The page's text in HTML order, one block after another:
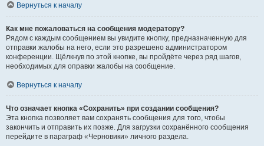
Вернуться к началу
Как мне пожаловаться на сообщения модератору?
Рядом с каждым сообщением вы увидите кнопку, предназначенную для
отправки жалобы на него, если это разрешено администратором
конференции. Щёлкнув по этой кнопке, вы пройдёте через ряд шагов,
необходимых для оправки жалобы на сообщение.
Вернуться к началу
Что означает кнопка «Сохранить» при создании сообщения?
Эта кнопка позволяет вам сохранять сообщения для того, чтобы
закончить и отправить их позже. Для загрузки сохранённого сообщения
перейдите в параграф «Черновики» личного раздела.